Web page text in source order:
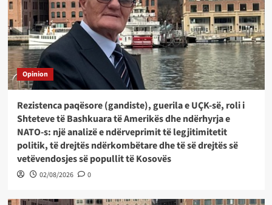
Opinion
Rezistenca paqësore (gandiste), guerila e UÇK-së, roli i
Shteteve të Bashkuara të Amerikës dhe ndërhyrja e
NATO-s: një analizë e ndërveprimit të legjitimitetit
politik, të drejtës ndërkombëtare dhe të së drejtës së
vetëvendosjes së popullit të Kosovës
02/08/2026 0